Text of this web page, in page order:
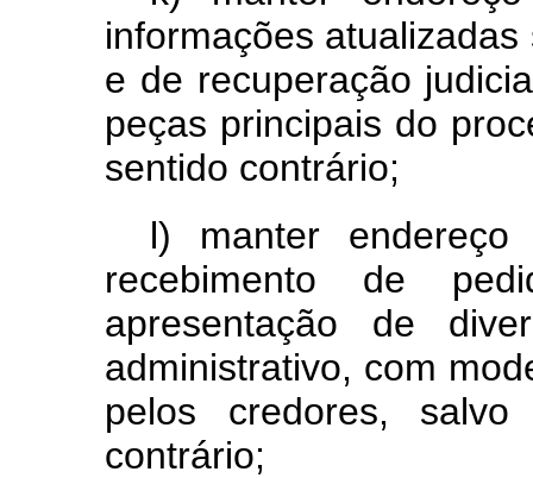
informações
e de recuperação
peças principais do
sentido contrário;
l) manter
recebimento de
apresentação de
administrativo, com
pelos credores,
contrário;